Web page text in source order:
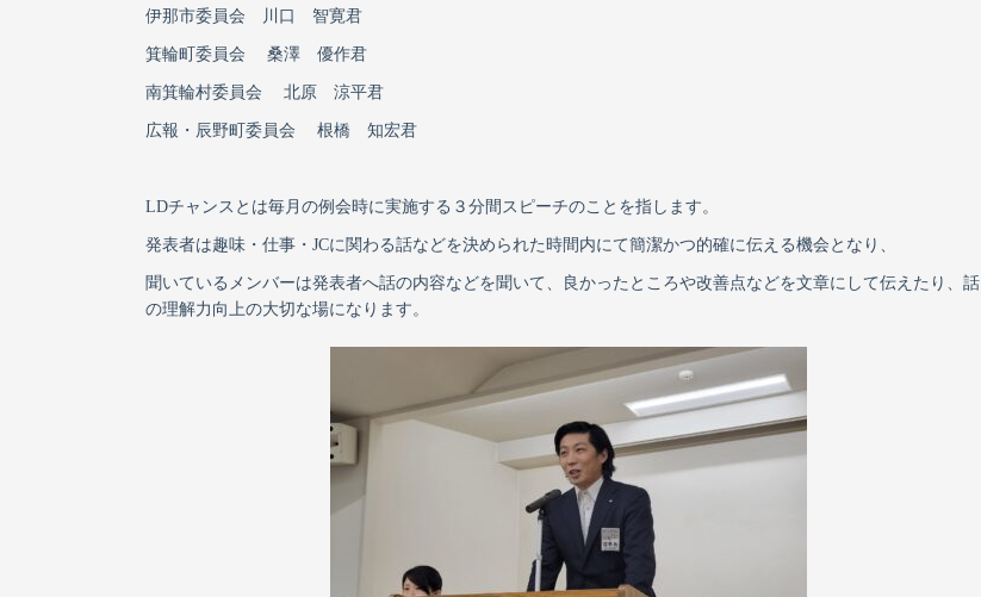
伊那市委員会 川口 智寛君
箕輪町委員会 桑澤 優作君
南箕輪村委員会 北原 涼平君
広報・辰野町委員会 根橋 知宏君
LDチャンスとは毎月の例会時に実施する３分間スピーチのことを指します。
発表者は趣味・仕事・JCに関わる話などを決められた時間内にて簡潔かつ的確に伝える機会となり、
聞いているメンバーは発表者へ話の内容などを聞いて、良かったところや改善点などを文章にして伝えたり、話
の理解力向上の大切な場になります。